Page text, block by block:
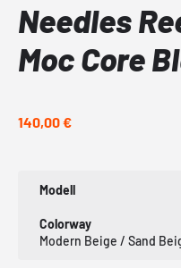
Needles
Moc Core
140,00 €
Modell
Colorway
Modern Beige / Sand